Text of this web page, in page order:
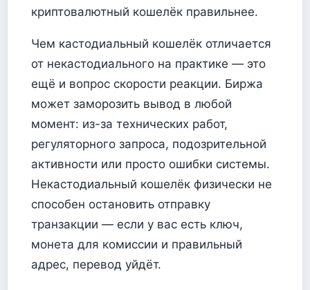
криптовалютный кошелёк правильнее.
Чем кастодиальный кошелёк отличается
от некастодиального на практике — это
ещё и вопрос скорости реакции. Биржа
может заморозить вывод в любой
момент: из-за технических работ,
регуляторного запроса, подозрительной
активности или просто ошибки системы.
Некастодиальный кошелёк физически не
способен остановить отправку
транзакции — если у вас есть ключ,
монета для комиссии и правильный
адрес, перевод уйдёт.